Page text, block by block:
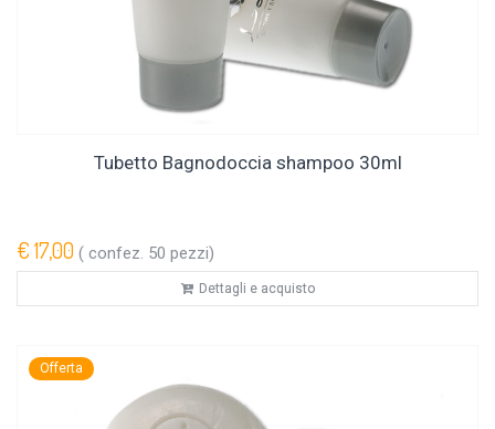
Tubetto Bagnodoccia shampoo 30ml
€ 17,00 ( confez. 50 pezzi)
Dettagli e acquisto
Offerta